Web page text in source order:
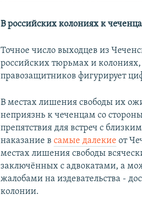
В российских колониях к
Точное число выходцев из
российских тюрьмах и
правозащитников фигурирует
В местах лишения свободы их
неприязнь к чеченцам со
препятствия для встреч с
наказание всамые далекие от
местах лишения свободы
заключённых с адвокатами, а
жалобами на издевательства -
колонии.